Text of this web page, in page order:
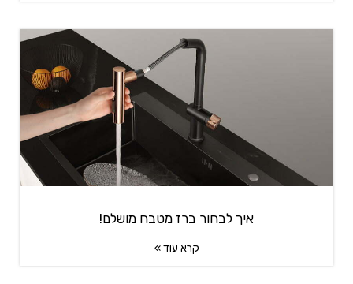
איך לבחור ברז מטבח מושלם!
קרא עוד »